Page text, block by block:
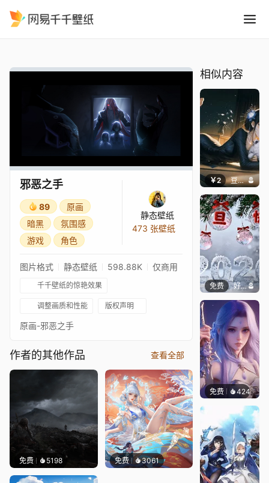
邪恶之手
89
原画
暗黑
氛围感
游戏
角色
静态壁纸
473 张壁纸
图片格式 静态壁纸 598.88K 仅商用
千千壁纸的惊艳效果
调整画质和性能 版权声明
原画-邪恶之手
作者的其他作品 查看全部
免费 5198 免费 3061
相似内容
￥2 豆子酱edda
免费 好看壁纸
免费 424好看